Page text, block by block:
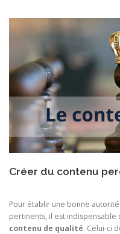
Créer du contenu
Pour établir une bonne
pertinents, il est indispensable
contenu de qualité. Celui-ci